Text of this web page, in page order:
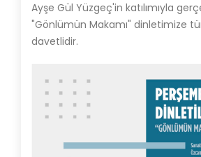
Ayşe Gül Yüzgeç'in katılımıyla
"Gönlümün Makamı" dinletimize
davetlidir.